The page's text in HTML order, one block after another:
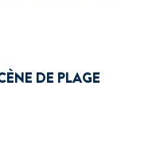
DE PLAGE